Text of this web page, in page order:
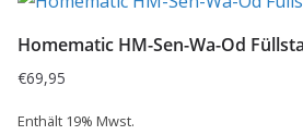
Homematic HM-Sen-Wa-Od
€69,95
Enthält 19% Mwst.